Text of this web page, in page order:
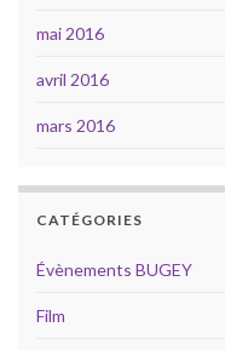
mai 2016
avril 2016
mars 2016
CATÉGORIES
Évènements BUGEY
Film